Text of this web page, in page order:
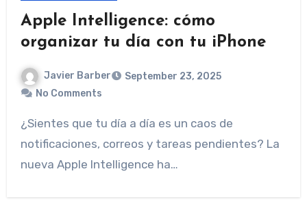
Apple Intelligence: cómo
organizar tu día con tu iPhone
Javier Barber
September 23, 2025
No Comments
¿Sientes que tu día a día es un caos de
notificaciones, correos y tareas pendientes? La
nueva Apple Intelligence ha…